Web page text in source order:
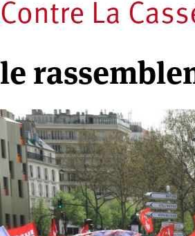
Contre La
le